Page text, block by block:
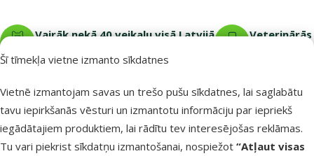
Šī tīmekļa vietne izmanto sīkdatnes
Vietnē izmantojam savas un trešo pušu sīkdatnes, lai saglabātu
tavu iepirkšanās vēsturi un izmantotu informāciju par iepriekš
iegādātajiem produktiem, lai rādītu tev interesējošas reklāmas.
Tu vari piekrist sīkdatņu izmantošanai, nospiežot “Atļaut visas
Vairāk nekā 40 veikalu visā Latvijā
Raksti e-pastā
eveikals@dinozoo.lv
Zvani – 26 100 502
P–Pk 9:00 – 17:00